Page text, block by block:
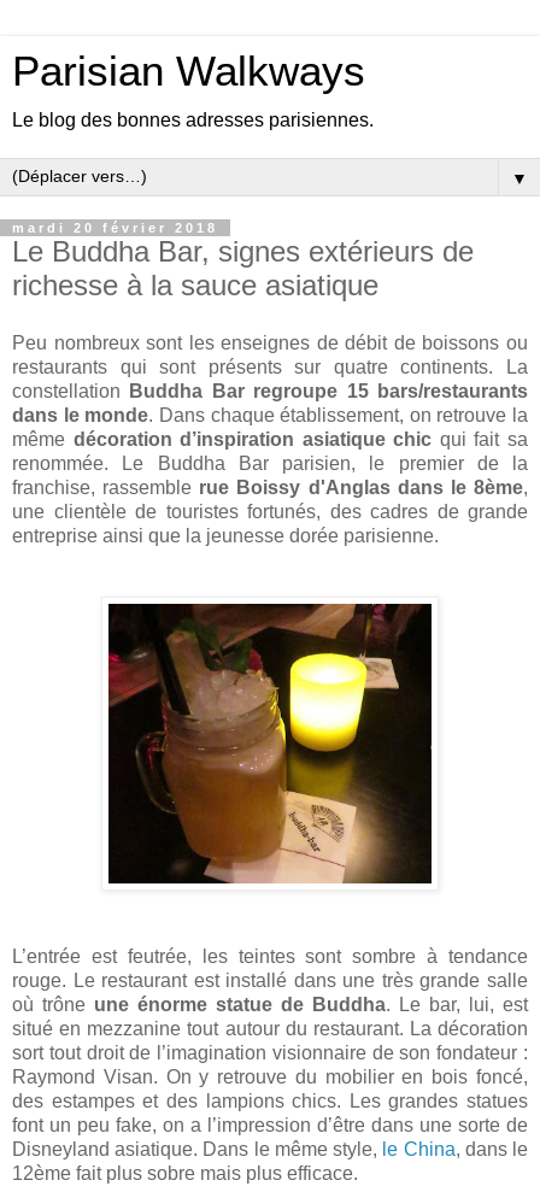
Parisian Walkways
Le blog des bonnes adresses parisiennes.
▼
mardi 20 février 2018
Le Buddha Bar, signes extérieurs de
richesse à la sauce asiatique
Peu nombreux sont les enseignes de débit de boissons ou
restaurants qui sont présents sur quatre continents. La
constellation
Buddha Bar regroupe 15 bars/restaurants
dans le monde. Dans chaque établissement, on retrouve la
même décoration d’inspiration asiatique chic qui fait sa
renommée. Le Buddha Bar parisien, le premier de la
franchise, rassemble rue Boissy d'Anglas dans le 8ème,
une clientèle de touristes fortunés, des cadres de grande
entreprise ainsi que la jeunesse dorée parisienne.
L’entrée est feutrée, les teintes sont sombre à tendance
rouge. Le restaurant est installé dans une très grande salle
où trône une énorme statue de Buddha. Le bar, lui, est
situé en mezzanine tout autour du restaurant. La décoration
sort tout droit de l’imagination visionnaire de son fondateur :
Raymond Visan. On y retrouve du mobilier en bois foncé,
des estampes et des lampions chics. Les grandes statues
font un peu fake, on a l’impression d’être dans une sorte de
Disneyland asiatique. Dans le même style, le China, dans le
12ème fait plus sobre mais plus efficace.